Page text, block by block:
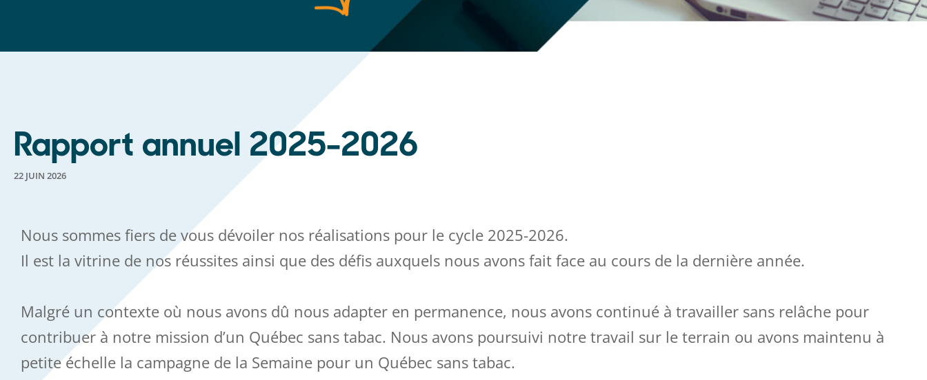
Rapport annuel 2025-2026
22 JUIN 2026
Nous sommes fiers de vous dévoiler nos réalisations pour le cycle 2025-2026.
Il est la vitrine de nos réussites ainsi que des défis auxquels nous avons fait face au cours de la dernière année.
Malgré un contexte où nous avons dû nous adapter en permanence, nous avons continué à travailler sans relâche pour
contribuer à notre mission d’un Québec sans tabac. Nous avons poursuivi notre travail sur le terrain ou avons maintenu à
petite échelle la campagne de la Semaine pour un Québec sans tabac.